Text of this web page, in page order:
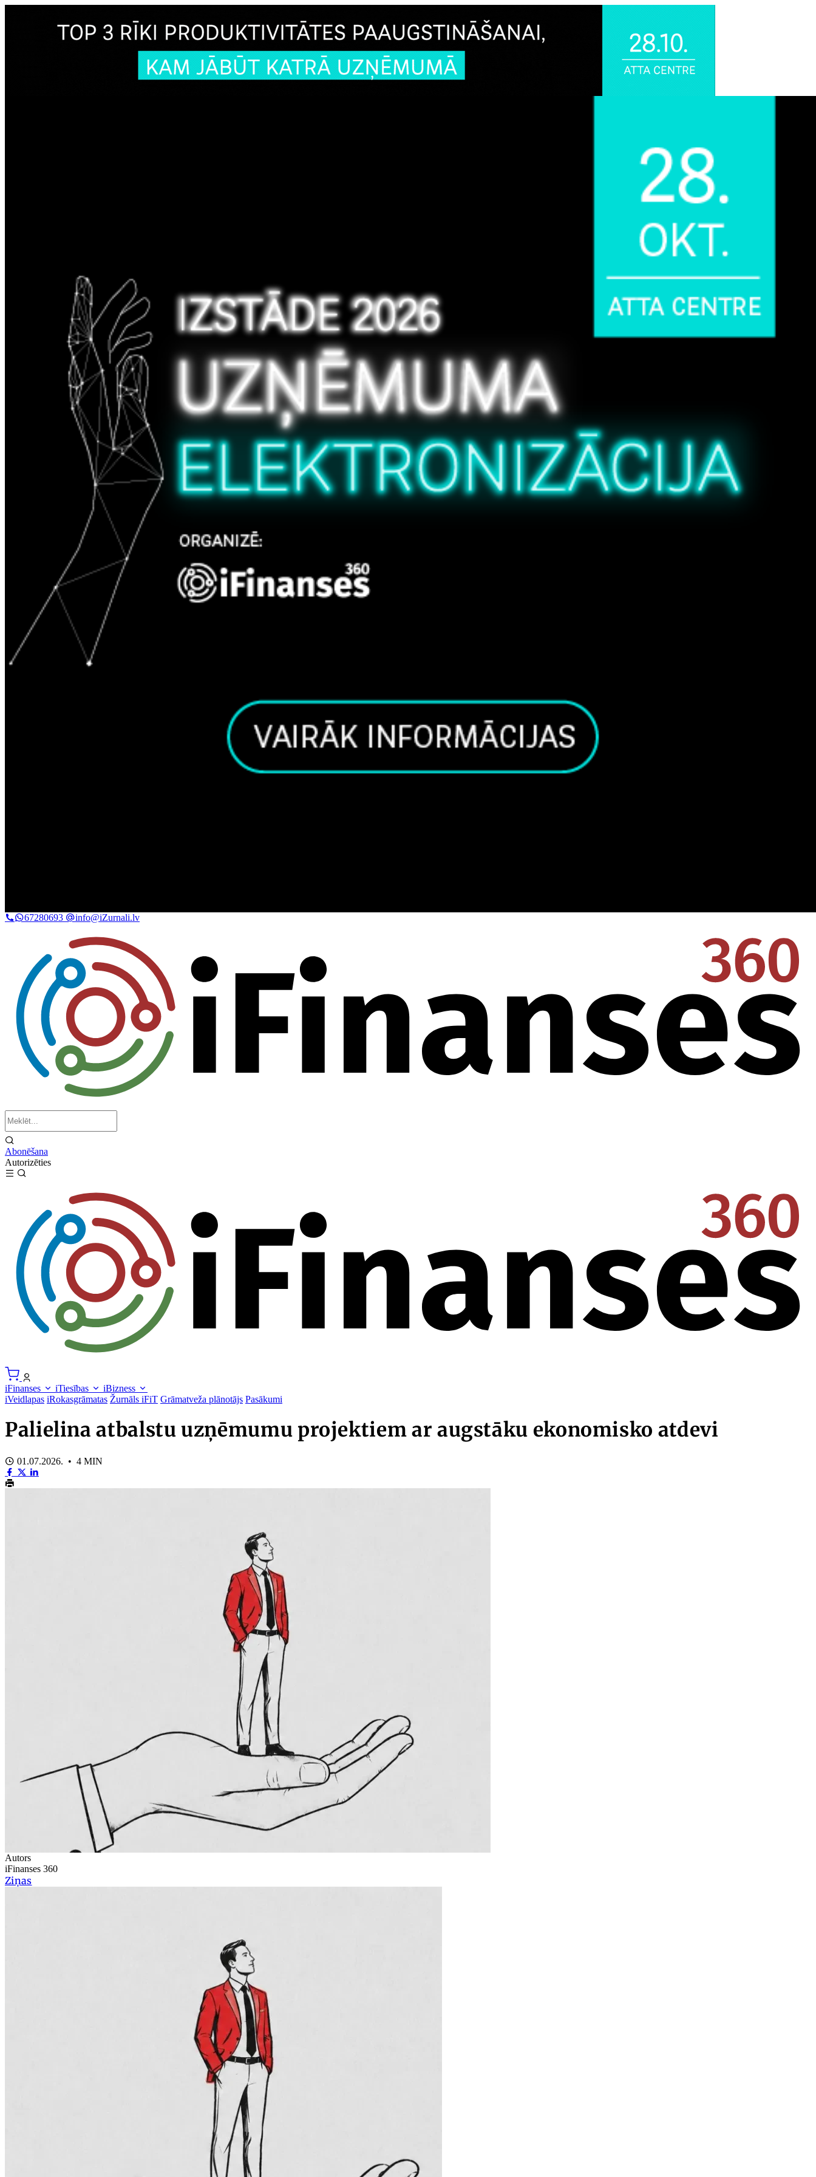
67280693 info@iZurnali.lv
Abonēšana
Autorizēties
iFinanses iTiesības
iBizness
iVeidlapas iRokasgrāmatas Žurnāls iFiT Grāmatveža plānotājs Pasākumi
Palielina atbalstu uzņēmumu projektiem ar augstāku ekonomisko atdevi
01.07.2026. • 4 MIN
Autors
iFinanses 360
Ziņas